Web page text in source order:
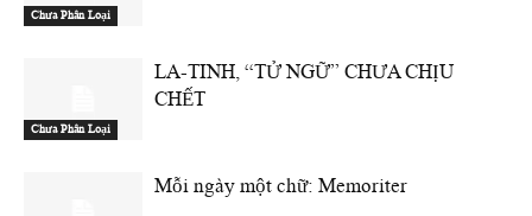
Chưa Phân Loại
Chưa Phân Loại
LA-TINH, “TỬ NGỮ” CHƯA CHỊU
CHẾT
Mỗi ngày một chữ: Memoriter